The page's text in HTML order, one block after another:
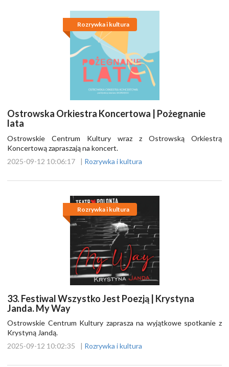
Rozrywka i kultura
Ostrowska Orkiestra Koncertowa | Pożegnanie
lata
Ostrowskie Centrum Kultury wraz z Ostrowską Orkiestrą
Koncertową zapraszają na koncert.
2025-09-12 10:06:17
| Rozrywka i kultura
Rozrywka i kultura
33. Festiwal Wszystko Jest Poezją | Krystyna
Janda. My Way
Ostrowskie Centrum Kultury zaprasza na wyjątkowe spotkanie z
Krystyną Jandą.
2025-09-12 10:02:35
| Rozrywka i kultura